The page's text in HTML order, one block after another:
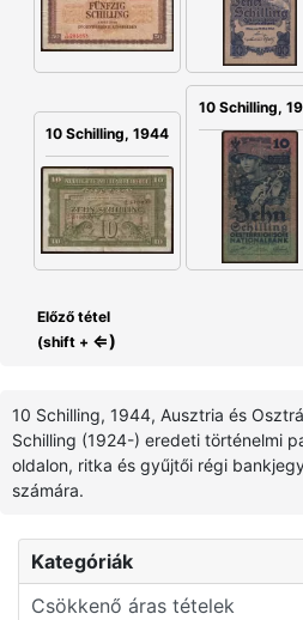
Kategóriák
Csökkenő áras tételek
10 Schilling, 1944
10 Schilling,
Előző tétel
(shift + ⇐)
10 Schilling, 1944, Ausztria és
Schilling (1924-) eredeti történelmi
oldalon, ritka és gyűjtői régi
számára.